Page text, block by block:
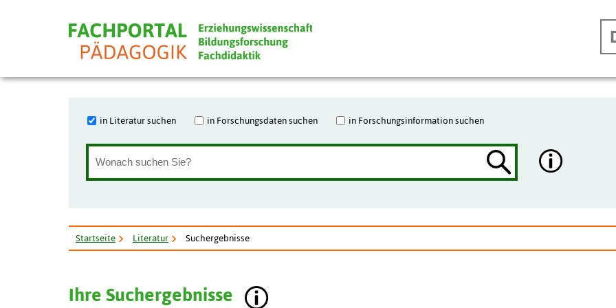
in Literatur suchen in Forschungsdaten suchen in Forschungsinformation suchen
Startseite Literatur Suchergebnisse
Ihre Suchergebnisse